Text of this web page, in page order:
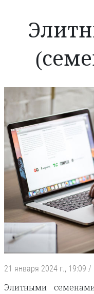
21 января 2024 г., 19:09 /
Элитными